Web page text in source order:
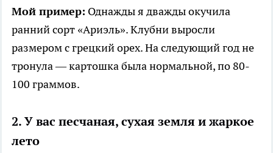
Мой пример: Однажды я дважды окучила
ранний сорт «Ариэль». Клубни выросли
размером с грецкий орех. На следующий год не
тронула — картошка была нормальной, по 80-
100 граммов.
2. У вас песчаная, сухая земля и жаркое
лето